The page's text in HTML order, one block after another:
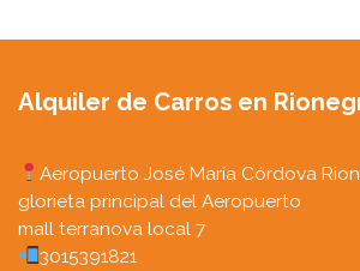
Alquiler de Carros en
Aeropuerto José María Córdova
glorieta principal del Aeropuerto
mall terranova local 7
3015391821